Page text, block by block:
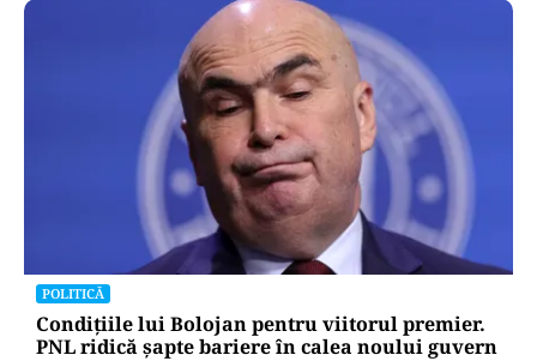
POLITICĂ
Condițiile lui Bolojan pentru viitorul premier.
PNL ridică șapte bariere în calea noului guvern